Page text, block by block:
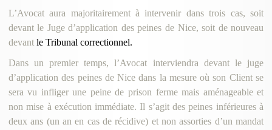
L’Avocat aura majoritairement à intervenir dans trois cas, soit
devant le Juge d’application des peines de Nice, soit de nouveau
devant le Tribunal correctionnel.
Dans un premier temps, l’Avocat interviendra devant le juge
d’application des peines de Nice dans la mesure où son Client se
sera vu infliger une peine de prison ferme mais aménageable et
non mise à exécution immédiate. Il s’agit des peines inférieures à
deux ans (un an en cas de récidive) et non assorties d’un mandat